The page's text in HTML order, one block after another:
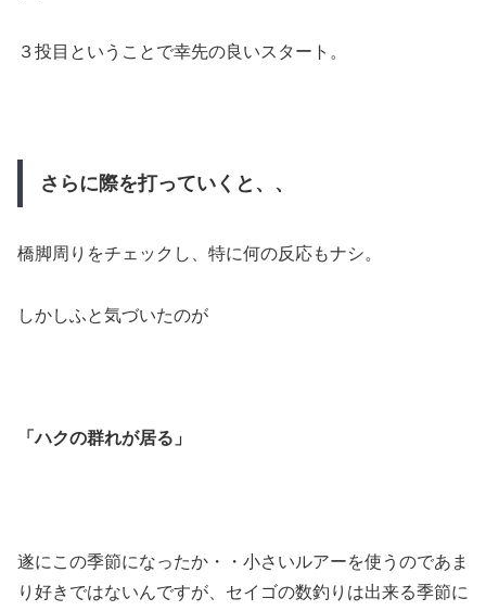
３投目ということで幸先の良いスタート。
さらに際を打っていくと、、
橋脚周りをチェックし、特に何の反応もナシ。
しかしふと気づいたのが
「ハクの群れが居る」
遂にこの季節になったか・・小さいルアーを使うのであま
り好きではないんですが、セイゴの数釣りは出来る季節に